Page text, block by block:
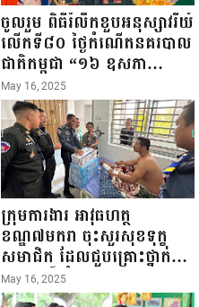
ចូលរួម ពិធីរំលឹកខួបអនុស្សាវរីយ៍
លើកទី៨០ ថ្ងៃកំណើតនគរបាល
ជាតិកម្ពុជា “១៦ ឧសភា
១៩៤៥ ~ ១៦ ឧសភា
២០២៥”...
May 16, 2025
ក្រុមការងារ អាវុធហត្ថ
ខណ្ឌ៧មករា ចុះសួរសុខទុក្ខ
សមាជិក ដែលជួបគ្រោះថ្នាក់
ចរាចរណ៍ កំពុងសម្រាកព្យាបាល
នៅមន្ទីរពេទ្យ!
May 16, 2025